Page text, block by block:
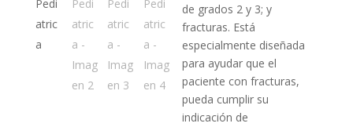
de grados 2 y 3; y
fracturas. Está
especialmente diseñada
para ayudar que el
paciente con fracturas,
pueda cumplir su
indicación de